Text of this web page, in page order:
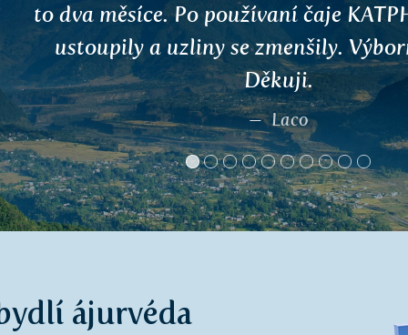
komunikaci při objednávce. Přeji vám
Jinak velmi mě nadchnul
ájurvéda."
Michaela Sýkorová, Úvaly
ájurvéda